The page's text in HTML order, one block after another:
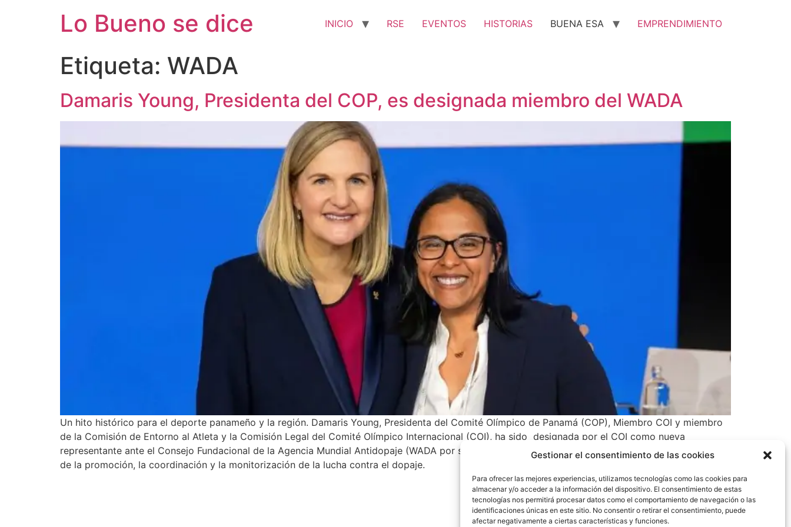
Gestionar el consentimiento de las cookies
Para ofrecer las mejores experiencias, utilizamos tecnologías como las cookies para
almacenar y/o acceder a la información del dispositivo. El consentimiento de estas
tecnologías nos permitirá procesar datos como el comportamiento de navegación o las
identificaciones únicas en este sitio. No consentir o retirar el consentimiento, puede
afectar negativamente a ciertas características y funciones.
Lo Bueno se dice INICIO RSE EVENTOS HISTORIAS BUENA ESA EMPRENDIMIENTO
Etiqueta: WADA
Damaris Young, Presidenta del COP, es designada miembro del WADA
Un hito histórico para el deporte panameño y la región. Damaris Young, Presidenta del Comité Olímpico de Panamá (COP), Miembro COI y miembro
de la Comisión de Entorno al Atleta y la Comisión Legal del Comité Olímpico Internacional (COI), ha sido designada por el COI como nueva
representante ante el Consejo Fundacional de la Agencia Mundial Antidopaje (WADA por sus siglas en inglés), organización responsable en el mundo
de la promoción, la coordinación y la monitorización de la lucha contra el dopaje.